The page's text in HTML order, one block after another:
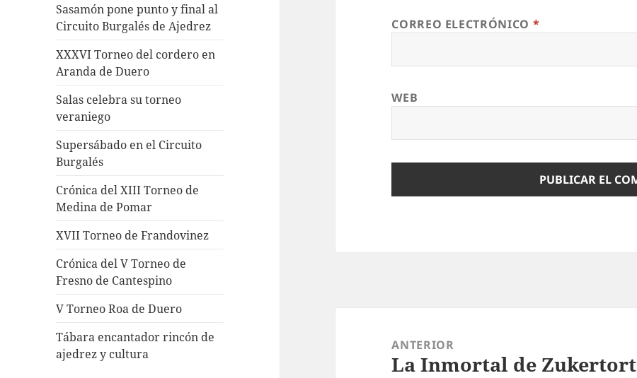
Sasamón pone punto y final al
Circuito Burgalés de Ajedrez
XXXVI Torneo del cordero en
Aranda de Duero
Salas celebra su torneo
veraniego
Supersábado en el Circuito
Burgalés
Crónica del XIII Torneo de
Medina de Pomar
XVII Torneo de Frandovinez
Crónica del V Torneo de
Fresno de Cantespino
V Torneo Roa de Duero
Tábara encantador rincón de
ajedrez y cultura
CORREO ELECTRÓNICO *
WEB
entradas
ANTERIOR
Entrada
La Inmortal de Zukertort